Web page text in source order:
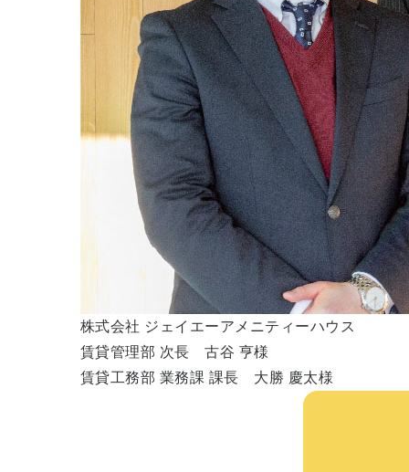
株式会社 ジェイエーアメニティーハウス
賃貸管理部 次長 古谷 亨様
賃貸工務部 業務課 課長 大勝 慶太様